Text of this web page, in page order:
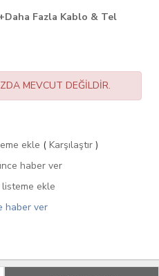
+Daha Fazla Kablo & Tel
MEVCUT DEĞİLDİR.
ekle ( Karşılaştır)
haber ver
listeme ekle
haber ver